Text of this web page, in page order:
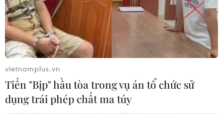
31/07/2026 22:19
FAHASA và iiGEN mang “thế
giới nhân vật” đến mùa tựu trường
2026
31/07/2026 14:43
vietnamplus.vn
Tiến "Bịp" hầu tòa trong vụ án tổ chức sử
dụng trái phép chất ma túy